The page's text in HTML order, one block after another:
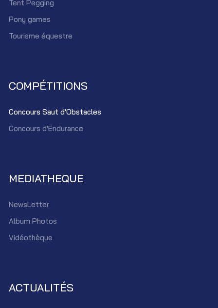
Tent Pegging
Pony games
Tourisme équestre
COMPÉTITIONS
Concours Saut d'Obstacles
Concours d'Endurance
MEDIATHEQUE
NewsLetter
Album Photos
Vidéothèque
ACTUALITÉS